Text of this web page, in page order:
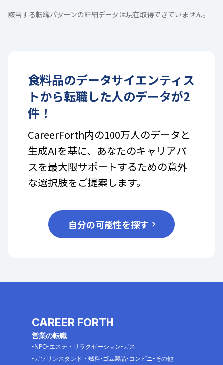
該当する転職パターンの詳細データは現在取得できていません。
食料品のデータサイエンティス
トから転職した人のデータが2
件！
CareerForth内の100万人のデータと
生成AIを基に、あなたのキャリアパ
スを最大限サポートするための意外
な選択肢をご提案します。
自分の可能性を探す
CAREER FORTH
営業の転職
NPO エステ・リラクゼーション ガス
ガソリンスタンド・燃料 ゴム製品 コンビニ その他